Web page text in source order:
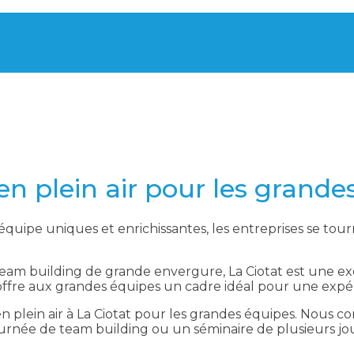
plein air pour les
uniques et enrichissantes, les entreprises se
building de grande envergure, La Ciotat est une
aux grandes équipes un cadre idéal pour une
plein air à La Ciotat pour les grandes équipes. Nous
de team building ou un séminaire de plusieurs